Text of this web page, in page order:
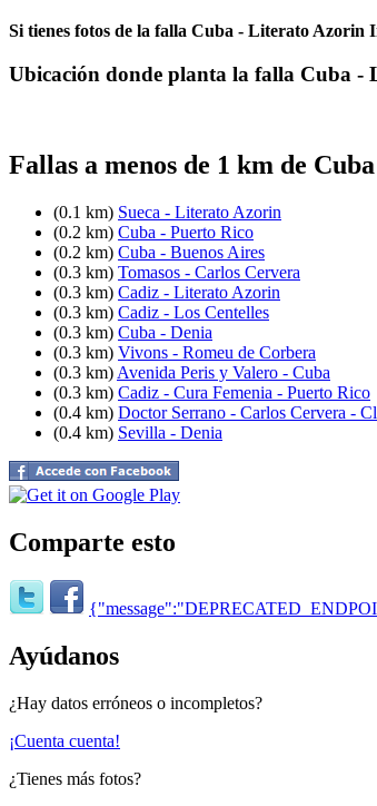
Si tienes fotos de la falla Cuba - Literato Azorin
Ubicación donde planta la falla Cuba -
Fallas a menos de 1 km de
(0.1 km) Sueca - Literato Azorin
(0.2 km) Cuba - Puerto Rico
(0.2 km) Cuba - Buenos Aires
(0.3 km) Tomasos - Carlos Cervera
(0.3 km) Cadiz - Literato Azorin
(0.3 km) Cadiz - Los Centelles
(0.3 km) Cuba - Denia
(0.3 km) Vivons - Romeu de Corbera
(0.3 km) Avenida Peris y Valero - Cuba
(0.3 km) Cadiz - Cura Femenia - Puerto Rico
(0.4 km) Doctor Serrano - Carlos Cervera -
(0.4 km) Sevilla - Denia
Comparte esto
Ayúdanos
¿Hay datos erróneos o incompletos?
¡Cuenta cuenta!
¿Tienes más fotos?